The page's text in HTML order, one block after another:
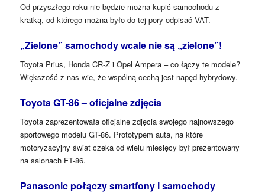
Od przyszłego roku nie będzie można kupić samochodu z
kratką, od którego można było do tej pory odpisać VAT.
„Zielone” samochody wcale nie są „zielone”!
Toyota Prius, Honda CR-Z i Opel Ampera – co łączy te modele?
Większość z nas wie, że wspólną cechą jest napęd hybrydowy.
Toyota GT-86 – oficjalne zdjęcia
Toyota zaprezentowała oficjalne zdjęcia swojego najnowszego
sportowego modelu GT-86. Prototypem auta, na które
motoryzacyjny świat czeka od wielu miesięcy był prezentowany
na salonach FT-86.
Panasonic połączy smartfony i samochody